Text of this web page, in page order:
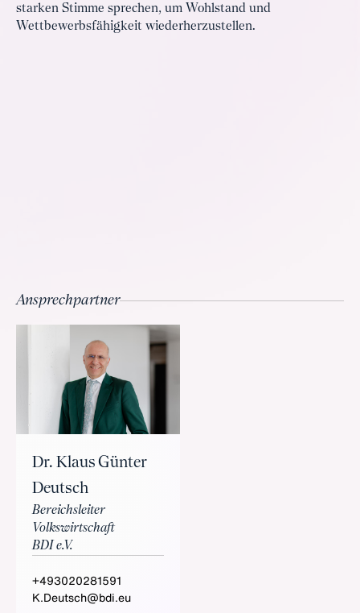
starken Stimme sprechen, um Wohlstand und
Wettbewerbsfähigkeit wiederherzustellen.
Ansprechpartner
Dr. Klaus Günter
Deutsch
Bereichsleiter
Volkswirtschaft
BDI e.V.
+493020281591
K.Deutsch@bdi.eu